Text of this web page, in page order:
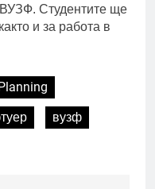
Студентите ще
и за работа в
вузф